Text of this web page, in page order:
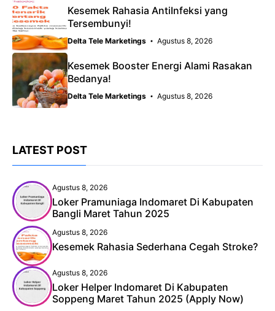
Kesemek Rahasia AntiInfeksi yang
Tersembunyi!
Delta Tele Marketings Agustus 8, 2026
Kesemek Booster Energi Alami Rasakan
Bedanya!
Delta Tele Marketings Agustus 8, 2026
LATEST POST
Agustus 8, 2026
Loker Pramuniaga Indomaret Di Kabupaten
Bangli Maret Tahun 2025
Agustus 8, 2026
Kesemek Rahasia Sederhana Cegah Stroke?
Agustus 8, 2026
Loker Helper Indomaret Di Kabupaten
Soppeng Maret Tahun 2025 (Apply Now)